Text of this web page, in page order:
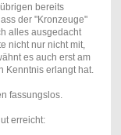
bereits
der "Kronzeuge"
alles ausgedacht
nicht nur nicht mit,
es auch erst am
Kenntnis erlangt hat.
fassungslos.
erreicht: